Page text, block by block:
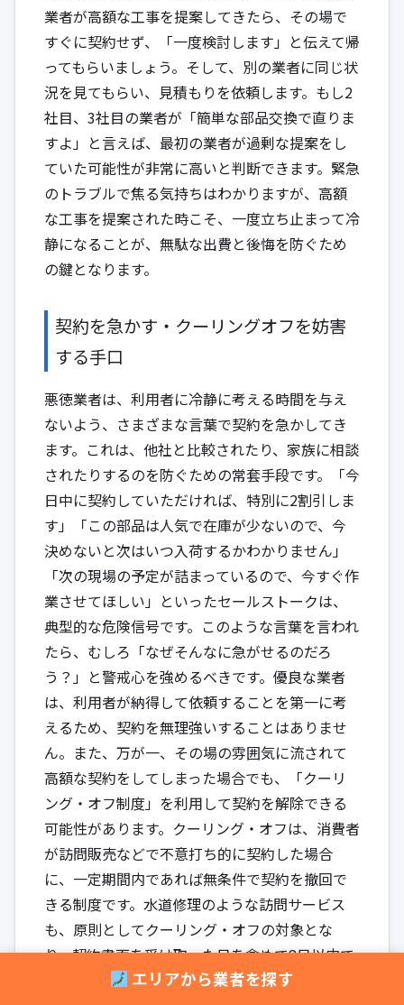
業者が高額な工事を提案してきたら、その場で
すぐに契約せず、「一度検討します」と伝えて帰
ってもらいましょう。そして、別の業者に同じ状
況を見てもらい、見積もりを依頼します。もし2
社目、3社目の業者が「簡単な部品交換で直りま
すよ」と言えば、最初の業者が過剰な提案をし
ていた可能性が非常に高いと判断できます。緊急
のトラブルで焦る気持ちはわかりますが、高額
な工事を提案された時こそ、一度立ち止まって冷
静になることが、無駄な出費と後悔を防ぐため
の鍵となります。
契約を急かす・クーリングオフを妨害
する手口
悪徳業者は、利用者に冷静に考える時間を与え
ないよう、さまざまな言葉で契約を急かしてき
ます。これは、他社と比較されたり、家族に相談
されたりするのを防ぐための常套手段です。「今
日中に契約していただければ、特別に2割引しま
す」「この部品は人気で在庫が少ないので、今
決めないと次はいつ入荷するかわかりません」
「次の現場の予定が詰まっているので、今すぐ作
業させてほしい」といったセールストークは、
典型的な危険信号です。このような言葉を言われ
たら、むしろ「なぜそんなに急がせるのだろ
う？」と警戒心を強めるべきです。優良な業者
は、利用者が納得して依頼することを第一に考
えるため、契約を無理強いすることはありませ
ん。また、万が一、その場の雰囲気に流されて
高額な契約をしてしまった場合でも、「クーリ
ング・オフ制度」を利用して契約を解除できる
可能性があります。クーリング・オフは、消費者
が訪問販売などで不意打ち的に契約した場合
に、一定期間内であれば無条件で契約を撤回で
きる制度です。水道修理のような訪問サービス
も、原則としてクーリング・オフの対象とな
り、契約書面を受け取った日を含めて8日以内で
あれば適用されます。しかし、悪徳業者はこの制
エリアから業者を探す